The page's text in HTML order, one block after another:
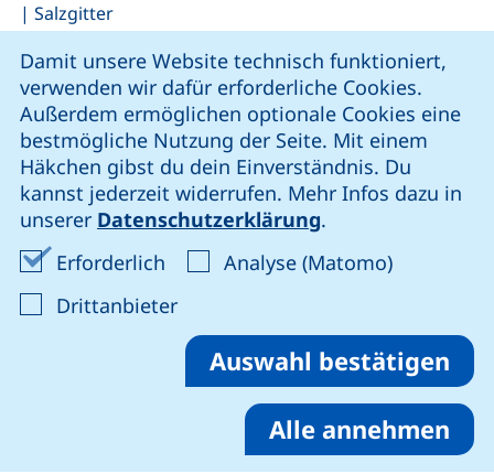
Damit unsere Website technisch funktioniert,
verwenden wir dafür erforderliche Cookies.
Außerdem ermöglichen optionale Cookies eine
bestmögliche Nutzung der Seite. Mit einem
Häkchen gibst du dein Einverständnis. Du
kannst jederzeit widerrufen. Mehr Infos dazu in
unserer Datenschutzerklärung.
Erforderlich Erforderliche Cookies akzeptieren
Analyse (Matomo)Analyse-
Drittanbieter: Cookies von Drittanbieter
Auswahl bestätigen
Alle annehmen
| Salzgitter
zulassungsfrei
Zulassung nur zum Wintersemester
Logistikmanagement im
Praxisverbund
Bachelor,|Fakultät Verkehr-Sport-Tourismus-Medien